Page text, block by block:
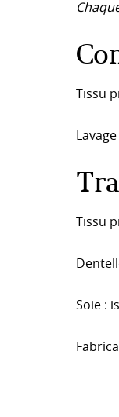
Tissu
Tissu
Soie :